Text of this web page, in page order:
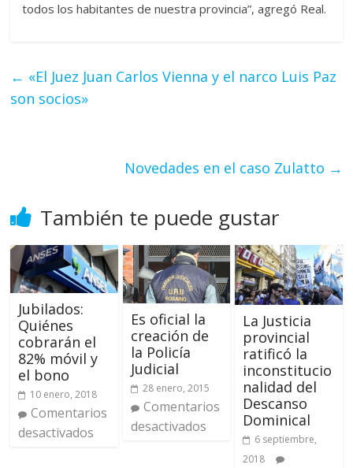
todos los habitantes de nuestra provincia”, agregó Real.
← «El Juez Juan Carlos Vienna y el narco Luis Paz
son socios»
Novedades en el caso Zulatto →
También te puede gustar
Jubilados:
Quiénes
cobrarán el
82% móvil y
el bono
10 enero, 2018
Comentarios
desactivados
Es oficial la
creación de
la Policía
Judicial
28 enero, 2015
Comentarios
desactivados
La Justicia
provincial
ratificó la
inconstitucio
nalidad del
Descanso
Dominical
6 septiembre,
2018